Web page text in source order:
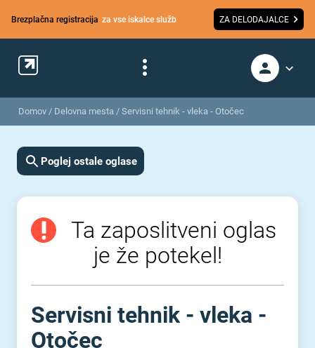
Brezplačna registracija za vse iskalce služb ZA DELODAJALCE
Domov / Delovna mesta / Servisni tehnik - vleka - Otočec
Poglej ostale oglase
Ta zaposlitveni oglas
je že potekel!
Servisni tehnik - vleka -
Otočec